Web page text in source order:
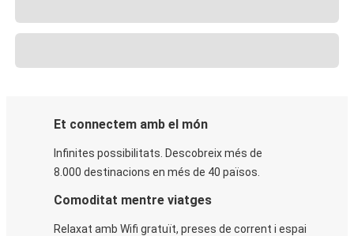
Et connectem amb el món
Infinites possibilitats. Descobreix més de
8.000 destinacions en més de 40 països.
Comoditat mentre viatges
Relaxat amb Wifi gratuït, preses de corrent i espai